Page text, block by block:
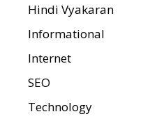
Hindi Vyakaran
Informational
Internet
SEO
Technology